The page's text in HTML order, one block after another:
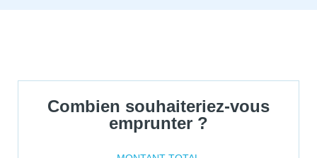
Combien souhaiteriez-vous
emprunter ?